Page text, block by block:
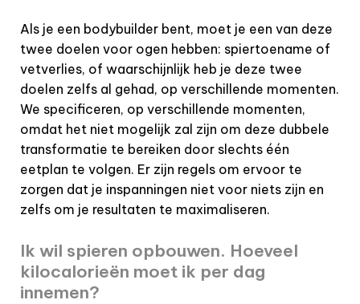
Als je een bodybuilder bent, moet je een van deze
twee doelen voor ogen hebben: spiertoename of
vetverlies, of waarschijnlijk heb je deze twee
doelen zelfs al gehad, op verschillende momenten.
We specificeren, op verschillende momenten,
omdat het niet mogelijk zal zijn om deze dubbele
transformatie te bereiken door slechts één
eetplan te volgen. Er zijn regels om ervoor te
zorgen dat je inspanningen niet voor niets zijn en
zelfs om je resultaten te maximaliseren.
Ik wil spieren opbouwen. Hoeveel
kilocalorieën moet ik per dag
innemen?